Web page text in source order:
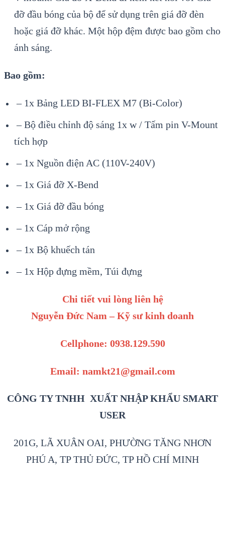
đỡ đầu bóng của bộ để sử dụng trên giá đỡ đèn
hoặc giá đỡ khác. Một hộp đệm được bao gồm cho
ánh sáng.
Bao gồm:
– 1x Bảng LED BI-FLEX M7 (Bi-Color)
– Bộ điều chỉnh độ sáng 1x w / Tấm pin V-Mount
tích hợp
– 1x Nguồn điện AC (110V-240V)
– 1x Giá đỡ X-Bend
– 1x Giá đỡ đầu bóng
– 1x Cáp mở rộng
– 1x Bộ khuếch tán
– 1x Hộp đựng mềm, Túi đựng
Chi tiết vui lòng liên hệ
Nguyễn Đức Nam – Kỹ sư kinh doanh
Cellphone: 0938.129.590
Email: namkt21@gmail.com
CÔNG TY TNHH XUẤT NHẬP KHẨU SMART
USER
201G, LÃ XUÂN OAI, PHƯỜNG TĂNG NHƠN
PHÚ A, TP THỦ ĐỨC, TP HỒ CHÍ MINH